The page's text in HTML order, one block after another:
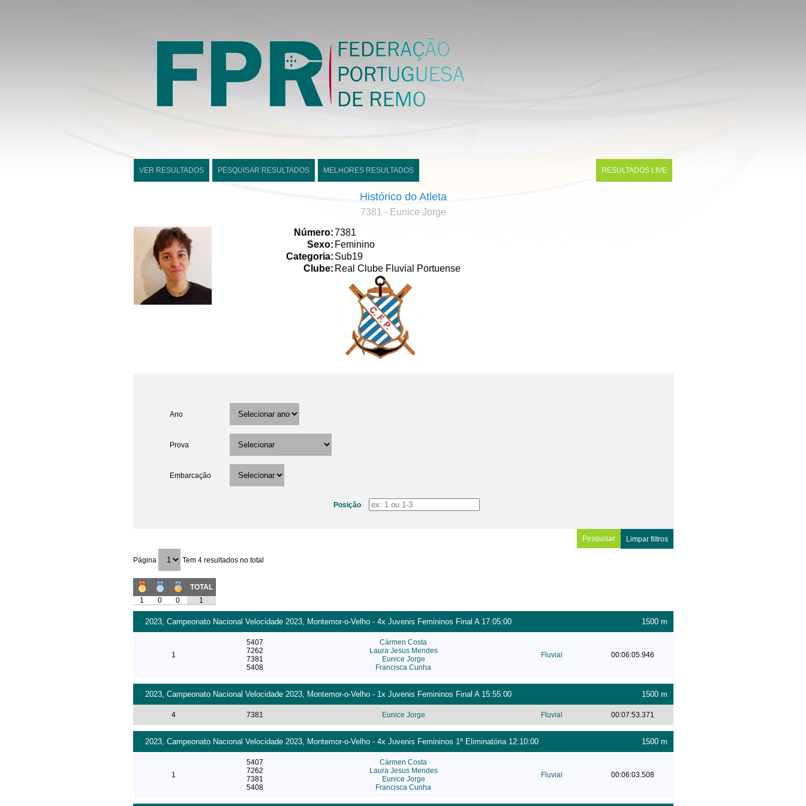
VER RESULTADOS PESQUISAR RESULTADOS MELHORES RESULTADOS RESULTADOS LIVE
Histórico do Atleta
7381 - Eunice Jorge
Número:7381
Sexo: Feminino
Categoria: Sub19
Clube: Real Clube Fluvial Portuense
Ano
Prova
Embarcação
Posição
Limpar filtros
Página Tem 4 resultados no total
TOTAL
1
0 0 1
2023, Campeonato Nacional Velocidade 2023, Montemor-o-Velho - 4x Juvenis Femininos Final A 17:05:00 1500 m
1
5407
7262
7381
5408
Cármen Costa
Laura Jesus Mendes
Eunice Jorge
Francisca Cunha
Fluvial 00:06:05.946
2023, Campeonato Nacional Velocidade 2023, Montemor-o-Velho - 1x Juvenis Femininos Final A 15:55:00 1500 m
4 7381 Eunice Jorge Fluvial 00:07:53.371
2023, Campeonato Nacional Velocidade 2023, Montemor-o-Velho - 4x Juvenis Femininos 1ª Eliminatória 12:10:00 1500 m
1
5407
7262
7381
5408
Cármen Costa
Laura Jesus Mendes
Eunice Jorge
Francisca Cunha
Fluvial 00:06:03.508